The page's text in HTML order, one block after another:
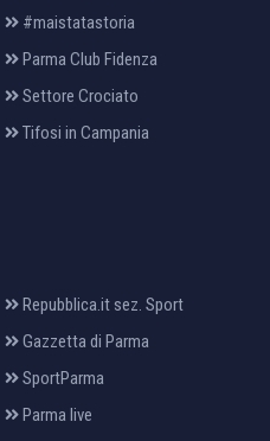
#maistatastoria
Parma Club Fidenza
Settore Crociato
Tifosi in Campania
Repubblica.it sez. Sport
Gazzetta di Parma
SportParma
Parma live